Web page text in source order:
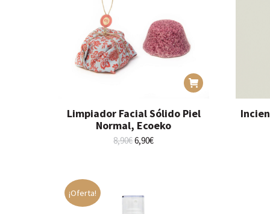
Limpiador Facial Sólido Piel
Normal, Ecoeko
8,90€El
6,90€El
¡Oferta!